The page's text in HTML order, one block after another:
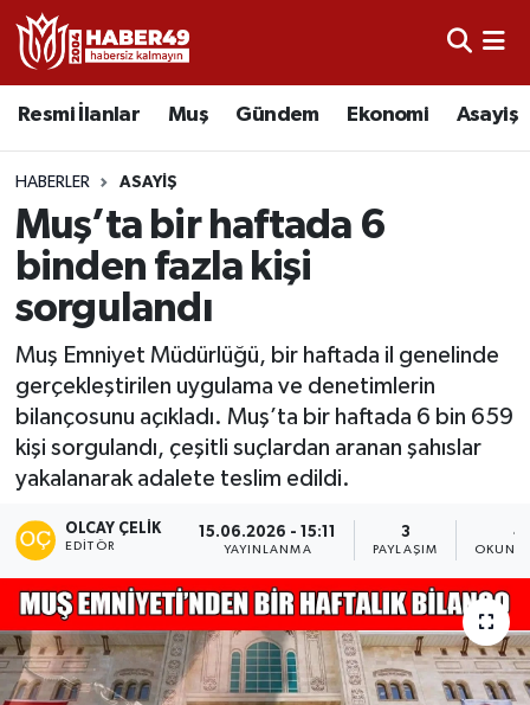
Resmi İlanlar Muş Gündem Ekonomi Asayiş
HABERLER ASAYIŞ
Muş’ta bir haftada 6
binden fazla kişi
sorgulandı
Muş Emniyet Müdürlüğü, bir haftada il genelinde
gerçekleştirilen uygulama ve denetimlerin
bilançosunu açıkladı. Muş’ta bir haftada 6 bin 659
kişi sorgulandı, çeşitli suçlardan aranan şahıslar
yakalanarak adalete teslim edildi.
OLCAY ÇELIK
EDITÖR
15.06.2026 - 15:11
YAYINLANMA
3
PAYLAŞIM
4
Resmi İlanlar
Asayiş
Bölge
Eğitim
Ekonomi
Sağlık
Gündem
Teknoloji
Kültür Sanat
Uşak Nöbetçi Eczaneler
Uşak Hava Durumu
Uşak Namaz Vakitleri
Uşak Trafik Yoğunluk Haritası
TFF 2.Lig Kırmızı Grup Puan Durumu ve Fikstür
Tüm Manşetler
Son Dakika Haberleri